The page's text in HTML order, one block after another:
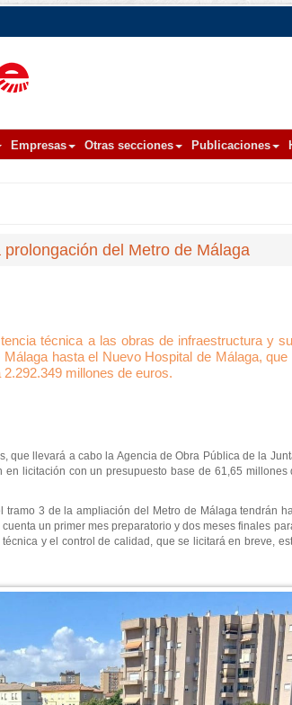
Empresas Otras secciones Publicaciones
del Metro de Málaga
técnica a las obras de infraestructura y
hasta el Nuevo Hospital de Málaga,
millones de euros.
que llevará a cabo la Agencia de Obra Pública de la
licitación con un presupuesto base de 61,65
3 de la ampliación del Metro de Málaga tendrán
un primer mes preparatorio y dos meses finales
y el control de calidad, que se licitará en breve,